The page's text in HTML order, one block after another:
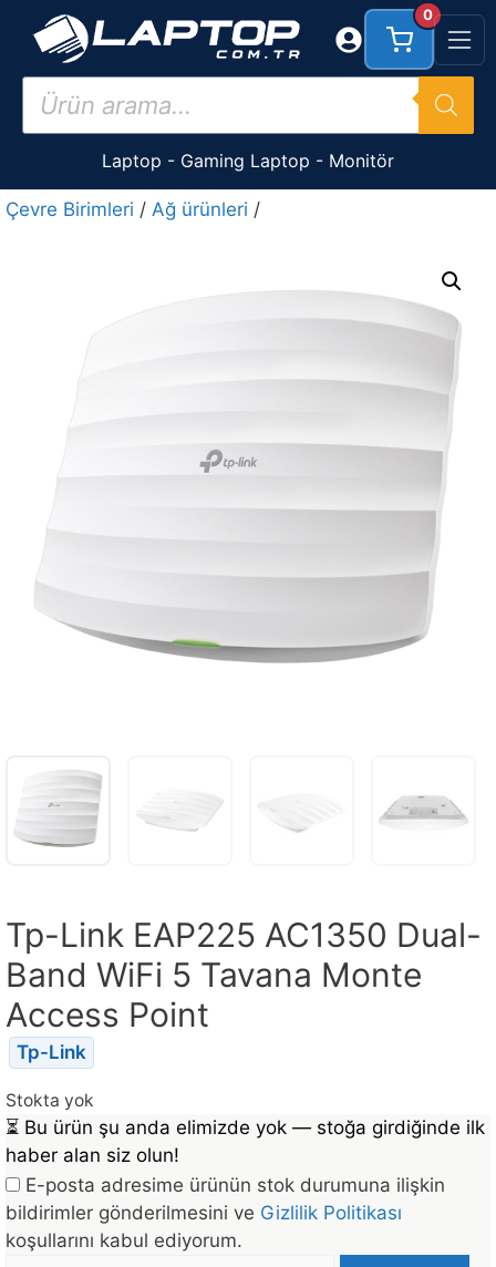
İçeriğe
Products
search
Laptop - Gaming Laptop - Monitör
0
Çevre Birimleri / Ağ ürünleri /
Tp-Link EAP225 AC1350 Dual-
Band WiFi 5 Tavana Monte
Access Point
Tp-Link
Stokta yok
⏳ Bu ürün şu anda elimizde yok — stoğa girdiğinde ilk
haber alan siz olun!
E-posta adresime ürünün stok durumuna ilişkin
bildirimler gönderilmesini ve Gizlilik Politikası
koşullarını kabul ediyorum.